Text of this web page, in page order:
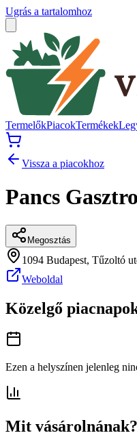
Ugrás a tartalomhoz
TermelőkPiacokTermékek
Vissza a piacokhoz
Pancs
Megosztás
1094 Budapest, Tűzoltó
Weboldal
Közelgő
Ezen a helyszínen jelenleg
Mit vásárolnának?